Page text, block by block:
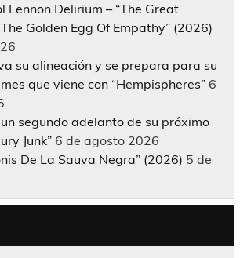
Lennon Delirium – “The Great
Golden Egg Of Empathy” (2026)
su alineación y se prepara para su
que viene con “Hempispheres” 6
segundo adelanto de su próximo
Junk” 6 de agosto 2026
De La Sauva Negra” (2026) 5 de